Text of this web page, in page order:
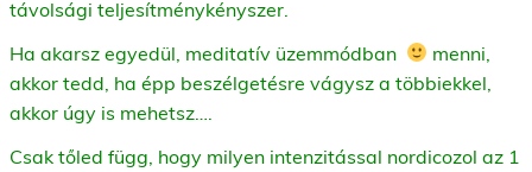
távolsági teljesítménykényszer.
Ha akarsz egyedül, meditatív üzemmódban
menni,
akkor tedd, ha épp beszélgetésre vágysz a többiekkel,
akkor úgy is mehetsz….
Csak tőled függ, hogy milyen intenzitással nordicozol az 1